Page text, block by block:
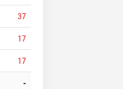
37
17
17
-